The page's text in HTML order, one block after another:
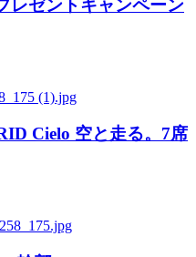
レゼントキャンペーン
Cielo 空と走る。7席